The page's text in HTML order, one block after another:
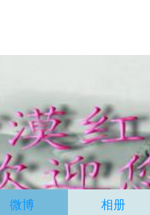
微博 相册